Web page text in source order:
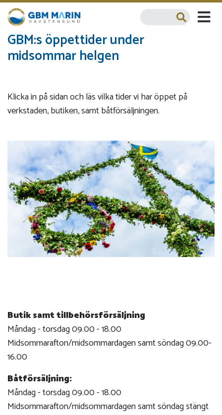
GBM:s öppettider under
midsommar helgen
Klicka in på sidan och läs vilka tider vi har öppet på
verkstaden, butiken, samt båtförsäljningen.
Butik samt tillbehörsförsäljning
Måndag - torsdag 09.00 - 18.00
Midsommarafton/midsommardagen samt söndag 09.00-
16.00
Båtförsäljning:
Måndag - torsdag 09.00 - 18.00
Midsommarafton/midsommardagen samt söndag stängt